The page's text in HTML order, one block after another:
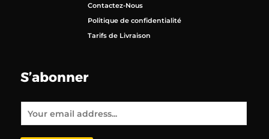
Contactez-Nous
Politique de confidentialité
Tarifs de Livraison
S’abonner
*